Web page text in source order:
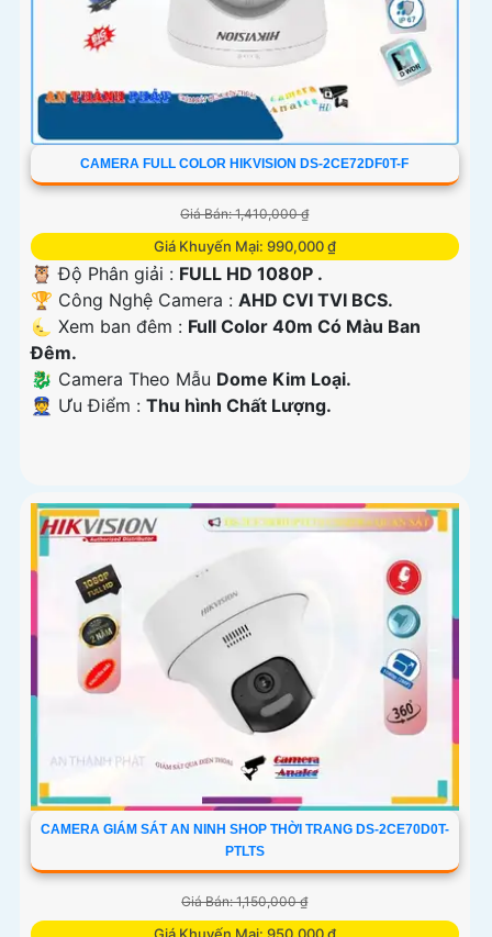
CAMERA FULL COLOR HIKVISION DS-2CE72DF0T-F
Giá Bán: 1,410,000 ₫
Giá Khuyến Mại: 990,000 ₫
🦉 Độ Phân giải : FULL HD 1080P .
🏆 Công Nghệ Camera : AHD CVI TVI BCS.
🌜 Xem ban đêm : Full Color 40m Có Màu Ban
Đêm.
🐉️ Camera Theo Mẫu Dome Kim Loại.
️👮 Ưu Điểm : Thu hình Chất Lượng.
CAMERA GIÁM SÁT AN NINH SHOP THỜI TRANG DS-2CE70D0T-
PTLTS
Giá Bán: 1,150,000 ₫